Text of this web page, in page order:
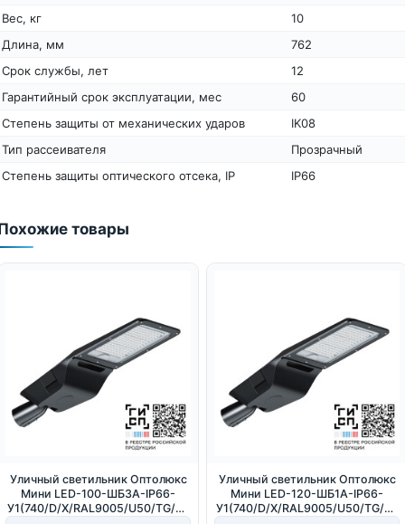
Вес, кг
10
Длина, мм
762
Срок службы, лет
12
Гарантийный срок эксплуатации, мес
60
Степень защиты от механических ударов
IK08
Тип рассеивателя
Прозрачный
Степень защиты оптического отсека, IP
IP66
товары
Уличный светильник Оптолюкс
Мини LED-100-ШБ3А-IP66-
У1(740/D/X/RAL9005/U50/TG/PR
Уличный светильник Оптолюкс
Мини LED-120-ШБ1А-IP66-
У1(740/D/X/RAL9005/U50/TG/PR